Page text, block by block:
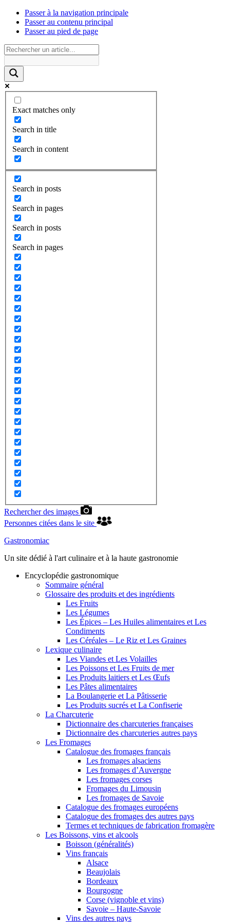
Passer à la navigation principale
Passer au contenu principal
Passer au pied de page
Exact matches only
Search in title
Search in content
Search in posts
Search in pages
Search in posts
Search in pages
Rechercher des images
Personnes citées dans le site
Gastronomiac
Un site dédié à l'art culinaire et à la haute gastronomie
Encyclopédie gastronomique
Sommaire général
Glossaire des produits et des ingrédients
Les Fruits
Les Légumes
Les Épices – Les Huiles alimentaires et Les
Condiments
Les Céréales – Le Riz et Les Graines
Lexique culinaire
Les Viandes et Les Volailles
Les Poissons et Les Fruits de mer
Les Produits laitiers et Les Œufs
Les Pâtes alimentaires
La Boulangerie et La Pâtisserie
Les Produits sucrés et La Confiserie
La Charcuterie
Dictionnaire des charcuteries françaises
Dictionnaire des charcuteries autres pays
Les Fromages
Catalogue des fromages français
Les fromages alsaciens
Les fromages d’Auvergne
Les fromages corses
Fromages du Limousin
Les fromages de Savoie
Catalogue des fromages européens
Catalogue des fromages des autres pays
Termes et techniques de fabrication fromagère
Les Boissons, vins et alcools
Boisson (généralités)
Vins français
Alsace
Beaujolais
Bordeaux
Bourgogne
Corse (vignoble et vins)
Savoie – Haute-Savoie
Vins des autres pays